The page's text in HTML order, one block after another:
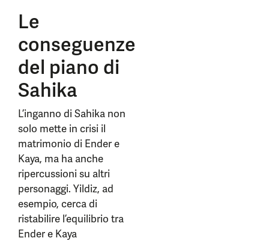
Le
conseguenze
del piano di
Sahika
L’inganno di Sahika non
solo mette in crisi il
matrimonio di Ender e
Kaya, ma ha anche
ripercussioni su altri
personaggi. Yildiz, ad
esempio, cerca di
ristabilire l’equilibrio tra
Ender e Kaya